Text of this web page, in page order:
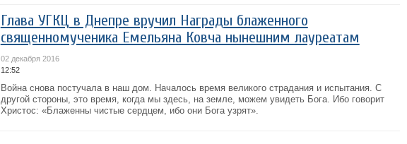
Глава УГКЦ в Днепре вручил Награды блаженного
священномученика Емельяна Ковча нынешним лауреатам
02 декабря 2016
12:52
Война снова постучала в наш дом. Началось время великого страдания и испытания. С
другой стороны, это время, когда мы здесь, на земле, можем увидеть Бога. Ибо говорит
Христос: «Блаженны чистые сердцем, ибо они Бога узрят».